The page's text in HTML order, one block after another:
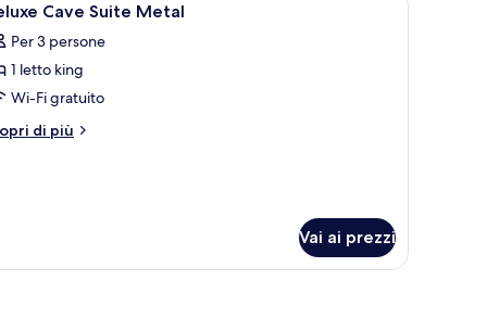
9 Cave Suite Metal
Per 3 persone
1 letto king
Wi-Fi gratuito
di più
Vai ai prezzi